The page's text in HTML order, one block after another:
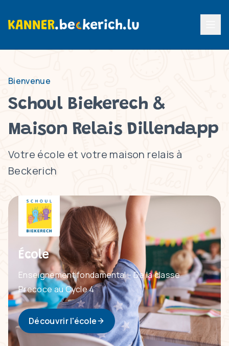
Bienvenue
Schoul Biekerech &
Maison Relais Dillendapp
Votre école et votre maison relais à
Beckerich
École
Enseignement fondamental - De la classe
Precoce au Cycle 4
Découvrir l'école